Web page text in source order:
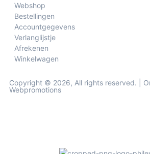
Webshop
Bestellingen
Accountgegevens
Verlanglijstje
Afrekenen
Winkelwagen
Copyright © 2026, All rights reserved. |
Webpromotions